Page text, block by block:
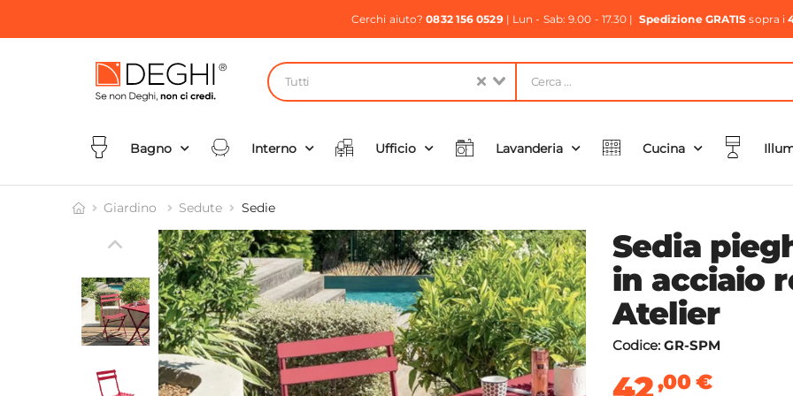
Cerchi aiuto?0832 156 0529| Lun - Sab: 9.00 - 17.30 | Spedizione GRATIS sopra i
Tutti
Bagno Interno Ufficio Lavanderia Cucina
Giardino Sedute Sedie
Sedia
in acciaio
Atelier
Codice: GR-SPM
,00€